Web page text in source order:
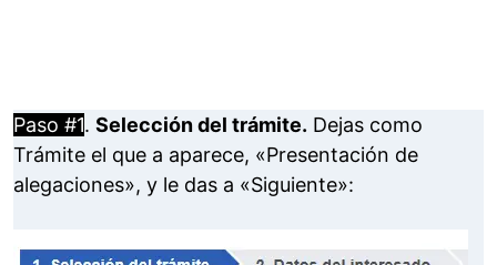
Paso #1. Selección del trámite. Dejas como
Trámite el que a aparece, «Presentación de
alegaciones», y le das a «Siguiente»: